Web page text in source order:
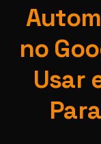
no
Usar